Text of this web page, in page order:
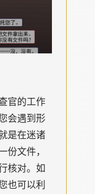
官的工作
会遇到形
是在迷诸
份文件，
核对。如
也可以利